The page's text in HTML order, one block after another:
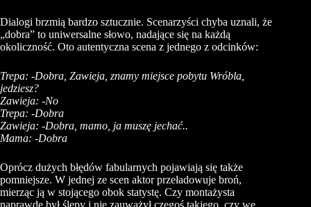
Dialogi brzmią bardzo sztucznie. Scenarzyści chyba uznali, że
„dobra” to uniwersalne słowo, nadające się na każdą
okoliczność. Oto autentyczna scena z jednego z odcinków:
Trepa: -Dobra, Zawieja, znamy miejsce pobytu Wróbla,
jedziesz?
Zawieja: -No
Trepa: -Dobra
Zawieja: -Dobra, mamo, ja muszę jechać..
Mama: -Dobra
Oprócz dużych błędów fabularnych pojawiają się także
pomniejsze. W jednej ze scen aktor przeładowuje broń,
mierząc ją w stojącego obok statystę. Czy montażysta